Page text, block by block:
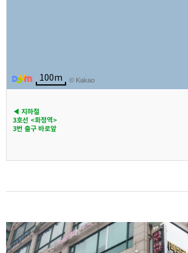
100m © Kakao
◀ 지하철
3호선 <화정역>
3번 출구 바로앞